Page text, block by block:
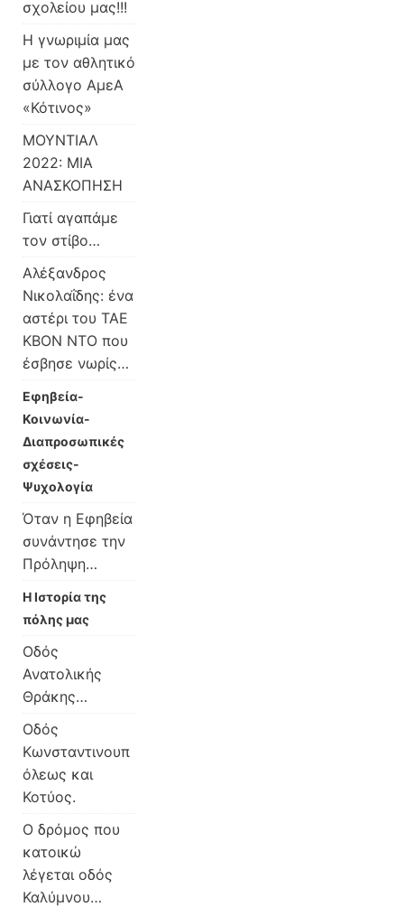
σχολείου μας!!!
H γνωριμία μας
με τον αθλητικό
σύλλογο ΑμεΑ
«Κότινος»
ΜΟΥΝΤΙΑΛ
2022: ΜΙΑ
ΑΝΑΣΚΟΠΗΣΗ
Γιατί αγαπάμε
τον στίβο…
Αλέξανδρος
Νικολαΐδης: ένα
αστέρι του ΤΑΕ
ΚΒΟΝ ΝΤΟ που
έσβησε νωρίς…
Εφηβεία-
Κοινωνία-
Διαπροσωπικές
σχέσεις-
Ψυχολογία
Όταν η Εφηβεία
συνάντησε την
Πρόληψη…
Η Ιστορία της
πόλης μας
Οδός
Ανατολικής
Θράκης…
Οδός
Κωνσταντινουπ
όλεως και
Κοτύος.
Ο δρόμος που
κατοικώ
λέγεται οδός
Καλύμνου…